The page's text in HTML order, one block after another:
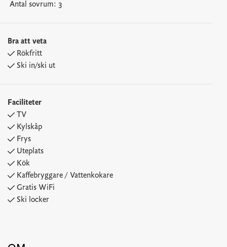
Antal sovrum: 3
Bra att veta
Rökfritt
Ski in/ski ut
Faciliteter
TV
Kylskåp
Frys
Uteplats
Kök
Kaffebryggare / Vattenkokare
Gratis WiFi
Ski locker